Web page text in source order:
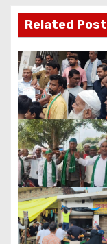
g
a
t
i
o
n
Related Post